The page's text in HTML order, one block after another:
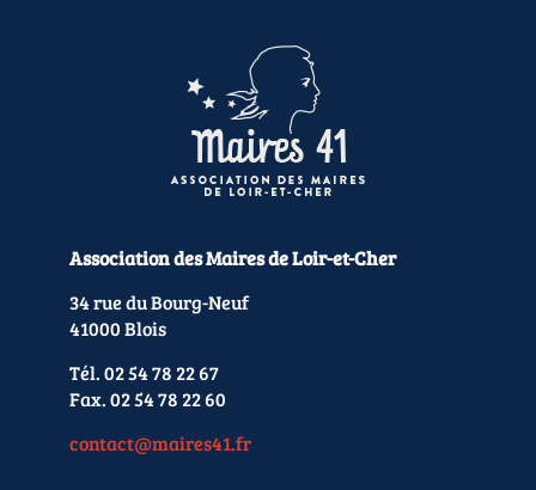
Association des Maires de Loir-et-Cher
34 rue du Bourg-Neuf
41000 Blois
Tél. 02 54 78 22 67
Fax. 02 54 78 22 60
contact@maires41.fr